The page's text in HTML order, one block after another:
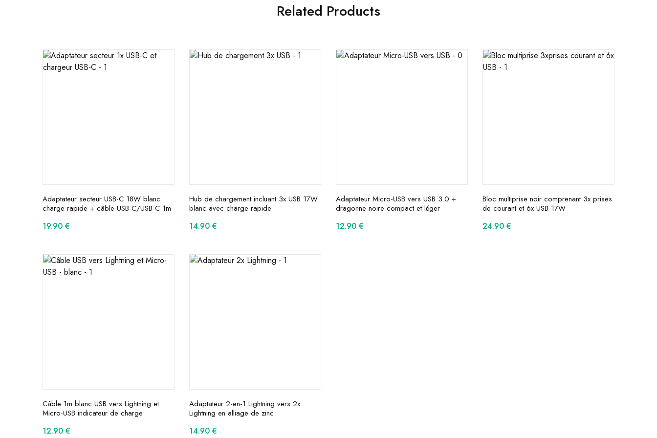
Related Products
Adaptateur secteur USB-C 18W blanc
charge rapide + câble USB-C/USB-C 1m
19.90 €
Hub de chargement incluant 3x USB 17W
blanc avec charge rapide
14.90 €
Adaptateur Micro-USB vers USB 3.0 +
dragonne noire compact et léger
12.90 €
Bloc multiprise noir comprenant 3x prises
de courant et 6x USB 17W
24.90 €
Câble 1m blanc USB vers Lightning et
Micro-USB indicateur de charge
12.90 €
Adaptateur 2-en-1 Lightning vers 2x
Lightning en alliage de zinc
14.90 €